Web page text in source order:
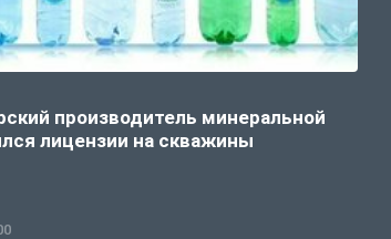
производитель минеральной
лицензии на скважины